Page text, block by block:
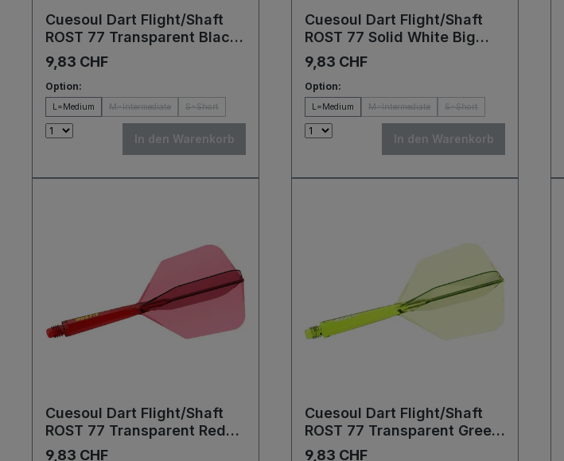
Cuesoul Dart Flight/Shaft
ROST 77 Transparent Black
Big Wing Flights
9,83 CHF
Option:
L=Medium M=Intermediate S=Short
In den Warenkorb
Cuesoul Dart Flight/Shaft
ROST 77 Solid White Big
Wing Flights
9,83 CHF
Option:
L=Medium M=Intermediate S=Short
In den Warenkorb
Cuesoul Dart Flight/Shaft
ROST 77 Transparent Red
Big Wing Flights
9,83 CHF
Cuesoul Dart Flight/Shaft
ROST 77 Transparent Green
Big Wing Flights
9,83 CHF